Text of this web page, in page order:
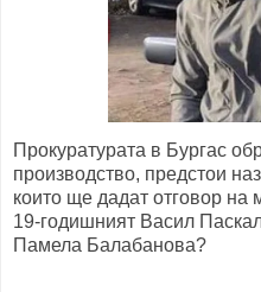
Прокуратурата в Бургас
производство, предстои
които ще дадат отговор
19-годишният Васил
Памела Балабанова?